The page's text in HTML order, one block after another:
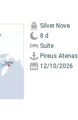
Silver Nova
8 d
Suíte
Pireus Atenas
12/10/2026